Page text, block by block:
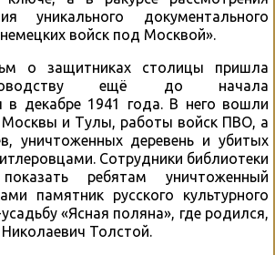
уникального документального
войск под Москвой».
о защитниках столицы пришла
ещё до начала
в декабре 1941 года. В него вошли
и Тулы, работы войск ПВО, а
уничтоженных деревень и убитых
Сотрудники библиотеки
ребятам уничтоженный
памятник русского культурного
«Ясная поляна», где родился,
Толстой.